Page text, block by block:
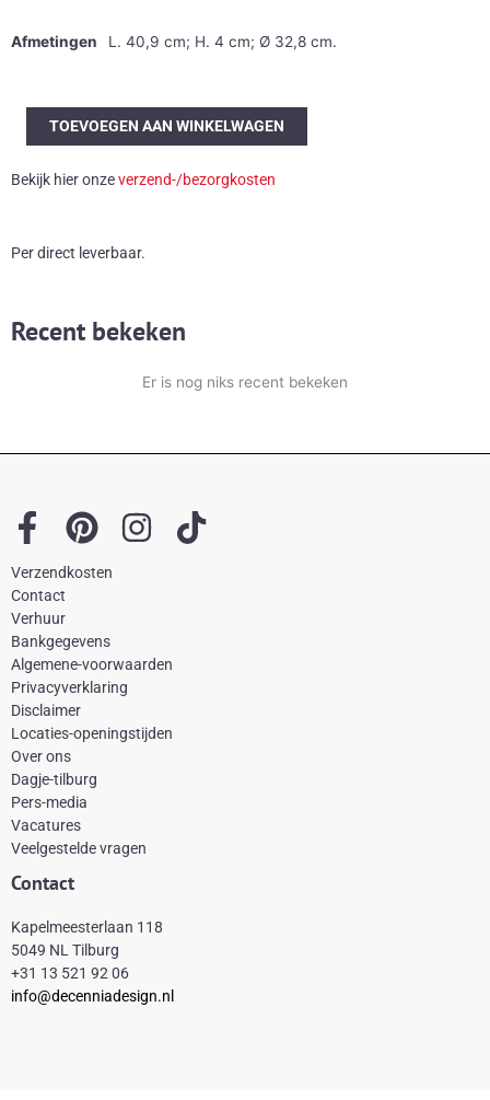
Afmetingen L. 40,9 cm; H. 4 cm; Ø 32,8 cm.
Vintage
schaal
TOEVOEGEN AAN WINKELWAGEN
Bekijk hier onzeverzend-/bezorgkosten
Per direct leverbaar.
Recent bekeken
Er is nog niks recent bekeken
F
a
c
e
b
o
o
k
-
f
P
i
e
r
e
t
I
a
r
T
Verzendkosten
Contact
Verhuur
Bankgegevens
Algemene-voorwaarden
Privacyverklaring
Disclaimer
Locaties-openingstijden
Over ons
Dagje-tilburg
Pers-media
Vacatures
Veelgestelde vragen
Contact
Kapelmeesterlaan 118
5049 NL Tilburg
+31 13 521 92 06
info@decenniadesign.nl